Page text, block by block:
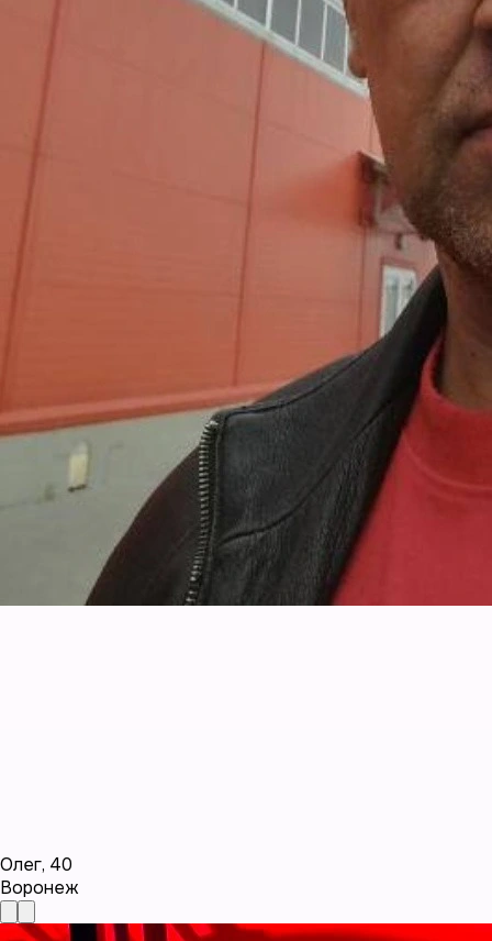
Олег, 40
Воронеж